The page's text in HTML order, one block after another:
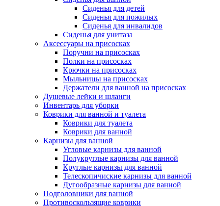
Сиденья для детей
Сиденья для пожилых
Сиденья для инвалидов
Сиденья для унитаза
Аксессуары на присосках
Поручни на присосках
Полки на присосках
Крючки на присосках
Мыльницы на присосках
Держатели для ванной на присосках
Душевые лейки и шланги
Инвентарь для уборки
Коврики для ванной и туалета
Коврики для туалета
Коврики для ванной
Карнизы для ванной
Угловые карнизы для ванной
Полукруглые карнизы для ванной
Круглые карнизы для ванной
Телескопичиские карнизы для ванной
Дугообразные карнизы для ванной
Подголовники для ванной
Противоскользящие коврики